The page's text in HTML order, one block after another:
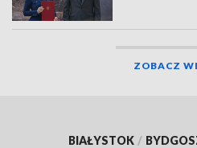
ZOBACZ
BIAŁYSTOK /